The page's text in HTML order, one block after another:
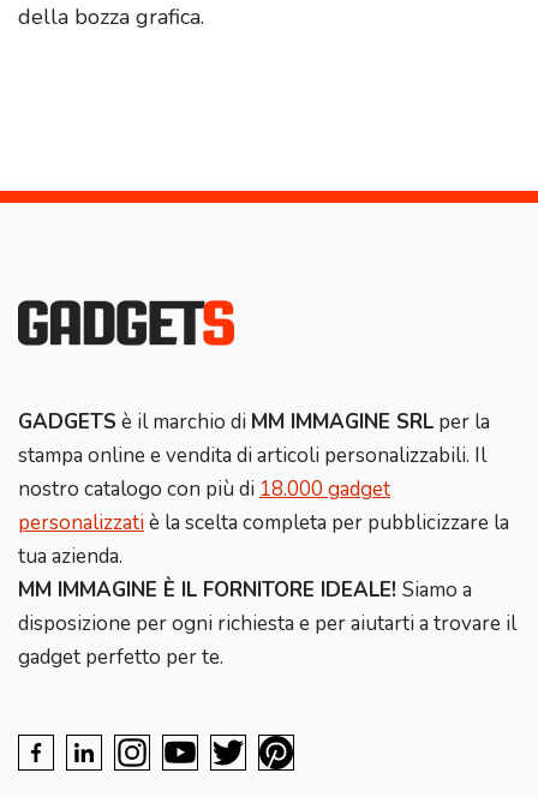
della bozza grafica.
GADGETS è il marchio di MM IMMAGINE SRL per la
stampa online e vendita di articoli personalizzabili. Il
nostro catalogo con più di 18.000 gadget
personalizzatiè la scelta completa per pubblicizzare la
tua azienda.
MM IMMAGINE È IL FORNITORE IDEALE! Siamo a
disposizione per ogni richiesta e per aiutarti a trovare il
gadget perfetto per te.